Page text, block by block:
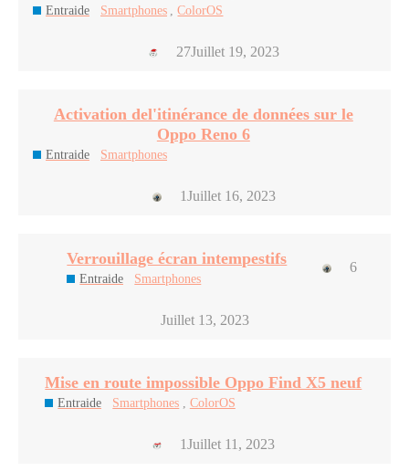
Entraide Smartphones ,ColorOS
27Juillet 19, 2023
Activation del'itinérance de données sur le
Oppo Reno 6
Entraide Smartphones
1Juillet 16, 2023
Verrouillage écran intempestifs
Entraide Smartphones
6
Juillet 13, 2023
Mise en route impossible Oppo Find X5 neuf
Entraide Smartphones , ColorOS
1Juillet 11, 2023